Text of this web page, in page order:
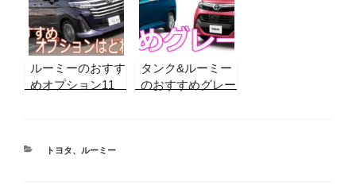
合格ラインを算
出！
ルーミーのおすす
めオプション11
めに付けておきた
タンク&ルーミー
のおすすめグレー
カ
トヨタ、 ルーミー